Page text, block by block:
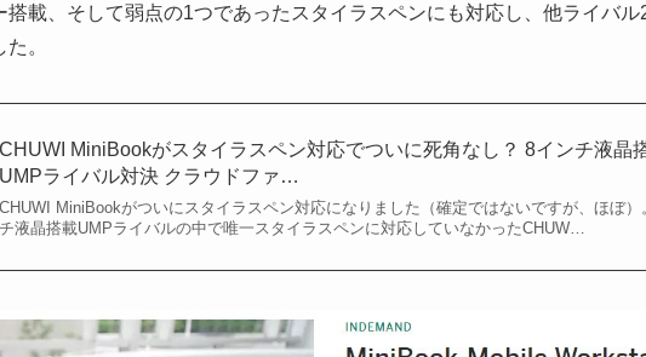
載、そして弱点の1つであったスタイラスペンにも対応し、他ライバル
。
CHUWI MiniBookがスタイラスペン対応でついに死角なし？ 8インチ液晶
UMPライバル対決 クラウドファ…
CHUWI MiniBookがついにスタイラスペン対応になりました（確定ではないですが、ほぼ）
チ液晶搭載UMPライバルの中で唯一スタイラスペンに対応していなかったCHUW…